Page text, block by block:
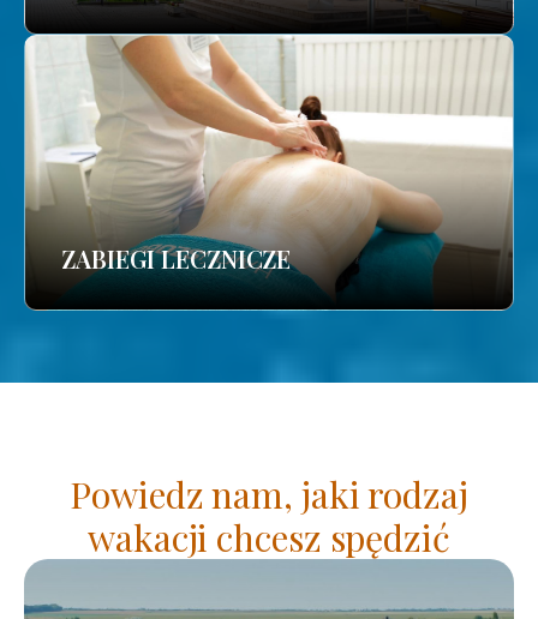
ZABIEGI LECZNICZE
Powiedz nam, jaki rodzaj
wakacji chcesz spędzić